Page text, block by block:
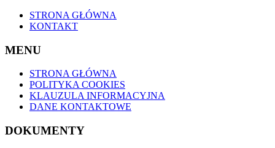
STRONA GŁÓWNA
KONTAKT
MENU
STRONA GŁÓWNA
POLITYKA COOKIES
KLAUZULA INFORMACYJNA
DANE KONTAKTOWE
DOKUMENTY